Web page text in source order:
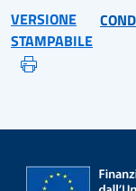
VERSIONE
STAMPABILE